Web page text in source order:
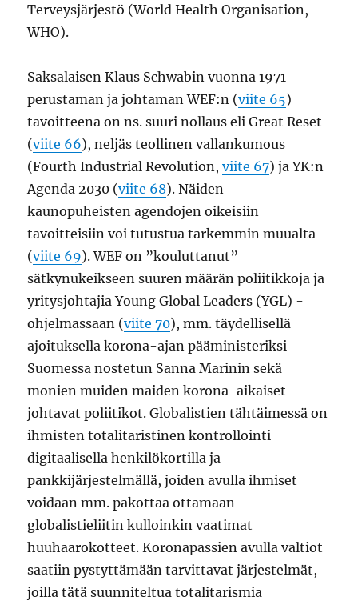
Terveysjärjestö (World Health Organisation,
WHO).
Saksalaisen Klaus Schwabin vuonna 1971
perustaman ja johtaman WEF:n (viite 65)
tavoitteena on ns. suuri nollaus eli Great Reset
(viite 66), neljäs teollinen vallankumous
(Fourth Industrial Revolution,viite 67) ja YK:n
Agenda 2030 (viite 68). Näiden
kaunopuheisten agendojen oikeisiin
tavoitteisiin voi tutustua tarkemmin muualta
(viite 69). WEF on ”kouluttanut”
sätkynukeikseen suuren määrän poliitikkoja ja
yritysjohtajia Young Global Leaders (YGL) -
ohjelmassaan (viite 70), mm. täydellisellä
ajoituksella korona-ajan pääministeriksi
Suomessa nostetun Sanna Marinin sekä
monien muiden maiden korona-aikaiset
johtavat poliitikot. Globalistien tähtäimessä on
ihmisten totalitaristinen kontrollointi
digitaalisella henkilökortilla ja
pankkijärjestelmällä, joiden avulla ihmiset
voidaan mm. pakottaa ottamaan
globalistieliitin kulloinkin vaatimat
huuhaarokotteet. Koronapassien avulla valtiot
saatiin pystyttämään tarvittavat järjestelmät,
joilla tätä suunniteltua totalitarismia